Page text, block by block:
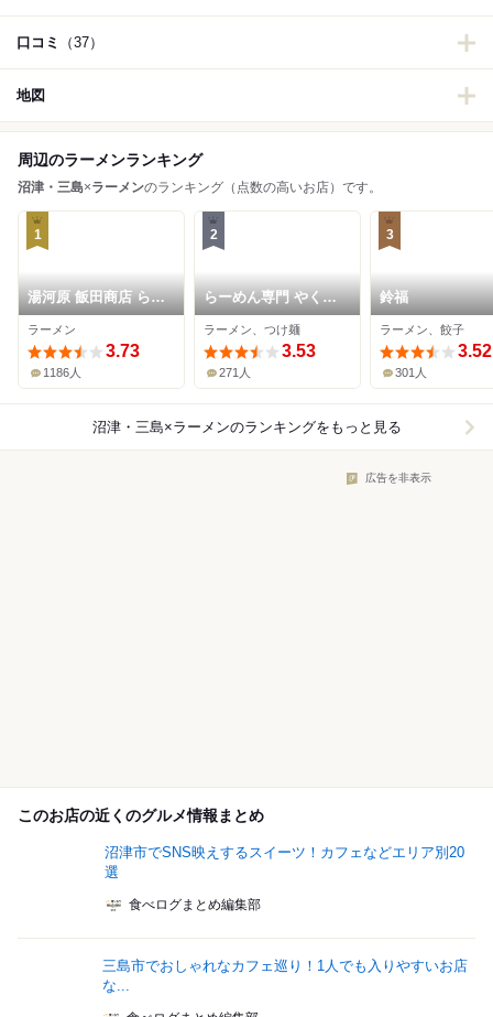
口コミ （37）
地図
周辺のラーメンランキング
沼津・三島×ラーメンのランキング（点数の高いお店）です。
1
湯河原 飯田商店 らら
ぽーと沼津店
ラーメン
3.73
1186人
2
らーめん専門 やくみ
や
ラーメン、つけ麺
3.53
271人
3
鈴福
ラーメン、餃子
3.52
301人
沼津・三島×ラーメンのランキングをもっと見る
広告を非表示
このお店の近くのグルメ情報まとめ
沼津市でSNS映えするスイーツ！カフェなどエリア別20
選
食べログまとめ編集部
三島市でおしゃれなカフェ巡り！1人でも入りやすいお店
な...